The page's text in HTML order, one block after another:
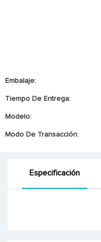
Embalaje:
Tiempo De Entrega:
Modelo:
Modo De Transacción:
Especificación